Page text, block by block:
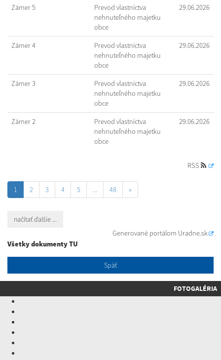
Zámer 5
Prevod vlastníctva
nehnuteľného majetku
obce
29.06.2026
Zámer 4
Prevod vlastníctva
nehnuteľného majetku
obce
29.06.2026
Zámer 3
Prevod vlastníctva
nehnuteľného majetku
obce
29.06.2026
Zámer 2
Prevod vlastníctva
nehnuteľného majetku
obce
29.06.2026
RSS
1 2 3 4 5 ... 48 »
načítať ďalšie ...
Generované portálom Uradne.sk
Všetky dokumenty TU
Späť
FOTOGALÉRIA